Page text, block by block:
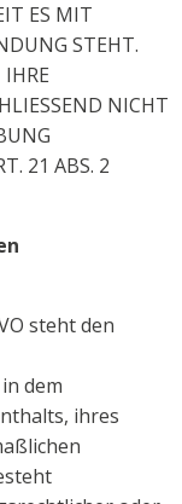
ES MIT
STEHT.
NICHT
21 ABS. 2
steht den
dem
ihres